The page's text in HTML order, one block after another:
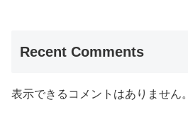
Recent Comments
表示できるコメントはありません。